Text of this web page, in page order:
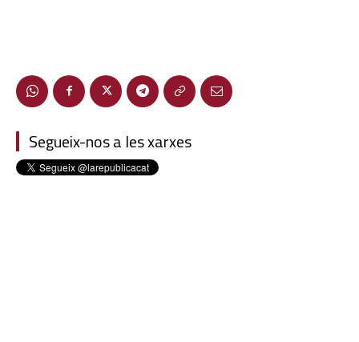
Segueix-nos a les xarxes